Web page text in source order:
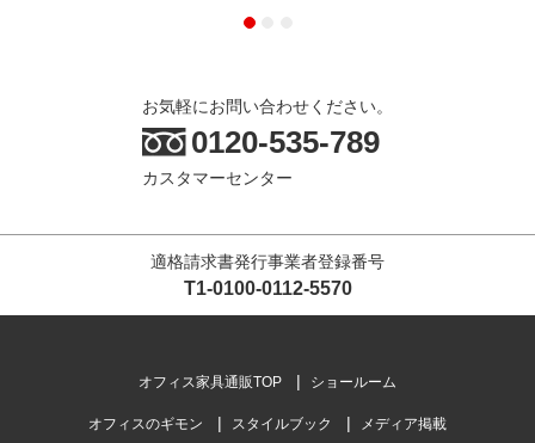
お気軽にお問い合わせください。
0120-535-789
カスタマーセンター
適格請求書発行事業者登録番号
T1-0100-0112-5570
オフィス家具通販TOP ショールーム
オフィスのギモン スタイルブック メディア掲載